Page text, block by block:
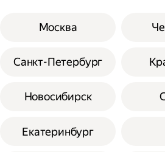
Москва
Санкт-Петербург
Новосибирск
Екатеринбург